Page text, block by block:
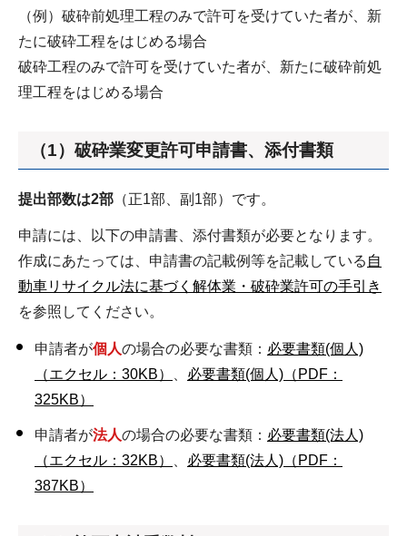
（例）破砕前処理工程のみで許可を受けていた者が、新
たに破砕工程をはじめる場合
破砕工程のみで許可を受けていた者が、新たに破砕前処
理工程をはじめる場合
（1）破砕業変更許可申請書、添付書類
提出部数は2部 （正1部、副1部）です。
申請には、以下の申請書、添付書類が必要となります。
作成にあたっては、申請書の記載例等を記載している 自
動車リサイクル法に基づく解体業・破砕業許可の手引き
を参照してください。
申請者が個人の場合の必要な書類： 必要書類(個人)
（エクセル：30KB）
必要書類(個人)（PDF：
325KB）
申請者が法人の場合の必要な書類： 必要書類(法人)
（エクセル：32KB）
必要書類(法人)（PDF：
387KB）